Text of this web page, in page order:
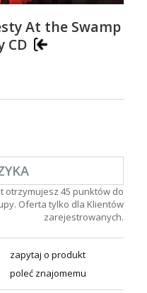
At the Swamp
CD
otrzymujesz 45 punktów do
Oferta tylko dla Klientów
zarejestrowanych.
zapytaj o produkt
poleć znajomemu